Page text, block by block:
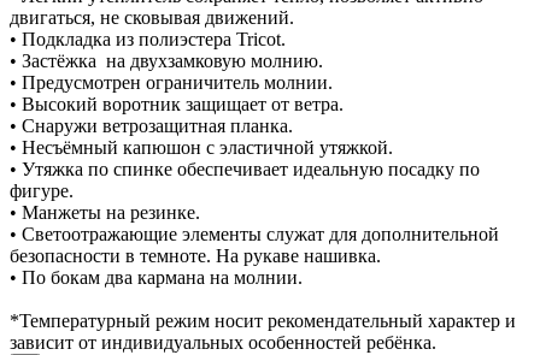
двигаться, не сковывая движений.
• Подкладка из полиэстера Tricot.
• Застёжка на двухзамковую молнию.
• Предусмотрен ограничитель молнии.
• Высокий воротник защищает от ветра.
• Снаружи ветрозащитная планка.
• Несъёмный капюшон с эластичной утяжкой.
• Утяжка по спинке обеспечивает идеальную посадку по
фигуре.
• Манжеты на резинке.
• Светоотражающие элементы служат для дополнительной
безопасности в темноте. На рукаве нашивка.
• По бокам два кармана на молнии.
*Температурный режим носит рекомендательный характер и
зависит от индивидуальных особенностей ребёнка.